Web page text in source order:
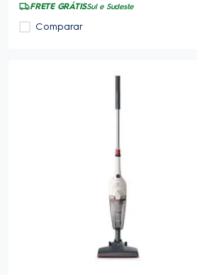
FRETE GRÁTISSul e Sudeste
Comparar